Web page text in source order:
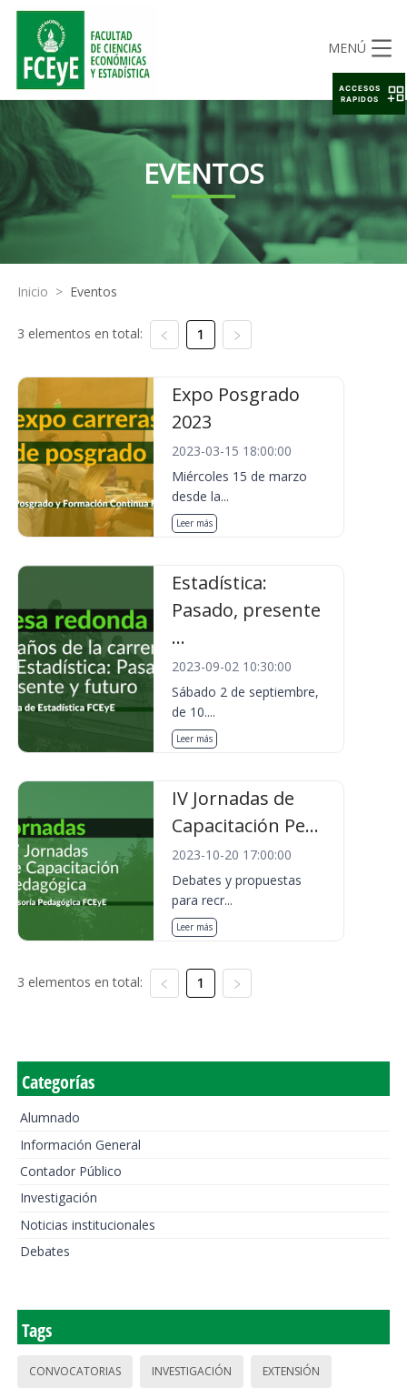
MENÚ
EVENTOS
Inicio > Eventos
3 elementos en total: 1
Expo Posgrado
2023
2023-03-15 18:00:00
Miércoles 15 de marzo
desde la...
Leer más
Estadística:
Pasado, presente
...
2023-09-02 10:30:00
Sábado 2 de septiembre,
de 10....
Leer más
IV Jornadas de
Capacitación Pe...
2023-10-20 17:00:00
Debates y propuestas
para recr...
Leer más
3 elementos en total: 1
Categorías
Alumnado
Información General
Contador Público
Investigación
Noticias institucionales
Debates
Tags
CONVOCATORIAS INVESTIGACIÓN EXTENSIÓN
ACCESOS
RAPIDOS